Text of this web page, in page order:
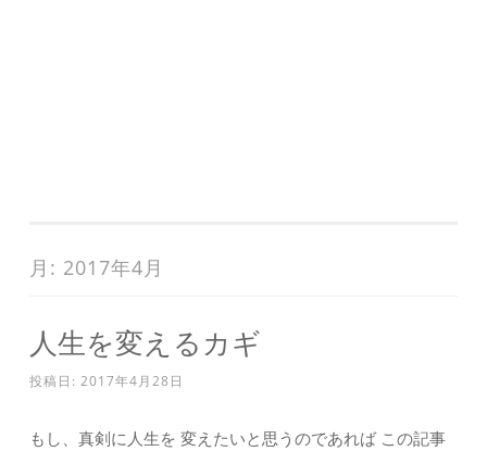
月: 2017年4月
人生を変えるカギ
投稿日: 2017年4月28日
もし、真剣に人生を 変えたいと思うのであれば この記事